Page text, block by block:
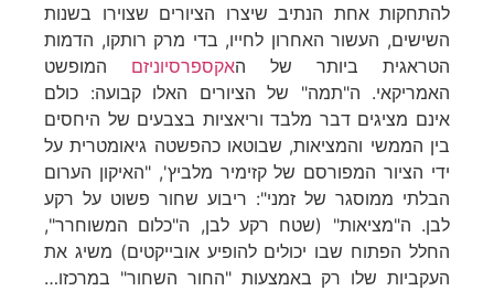
להתחקות אחת הנתיב שיצרו הציורים שצוירו בשנות
השישים, העשור האחרון לחייו, בדי מרק רותקו, הדמות
הטראגית ביותר של האקספרסיוניזם המופשט
האמריקאי. ה"תמה" של הציורים האלו קבועה: כולם
אינם מציגים דבר מלבד וריאציות בצבעים של היחסים
בין הממשי והמציאות, שבוטאו כהפשטה גיאומטרית על
ידי הציור המפורסם של קזימיר מלביץ', "האיקון הערום
הבלתי ממוסגר של זמני": ריבוע שחור פשוט על רקע
לבן. ה"מציאות" (שטח רקע לבן, ה"כלום המשוחרר",
החלל הפתוח שבו יכולים להופיע אובייקטים) משיג את
העקביות שלו רק באמצעות "החור השחור" במרכזו…